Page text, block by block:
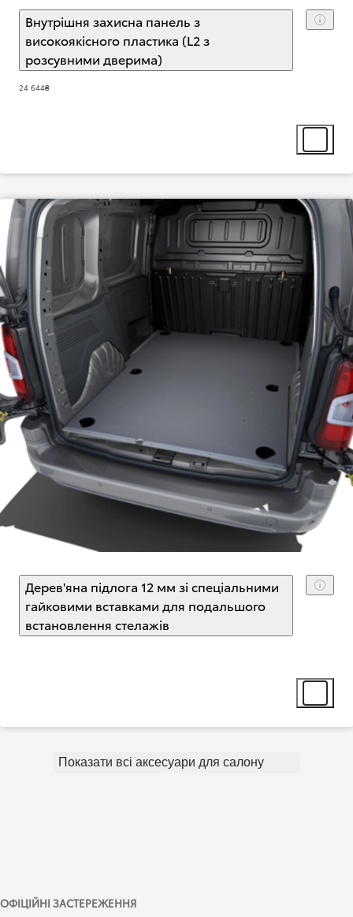
Внутрішня захисна панель з
високоякісного пластика (L2 з
розсувними дверима)
24 644₴
Дерев'яна підлога 12 мм зі спеціальними
гайковими вставками для подальшого
встановлення стелажів
Показати всі аксесуари для салону
ОФІЦІЙНІ ЗАСТЕРЕЖЕННЯ